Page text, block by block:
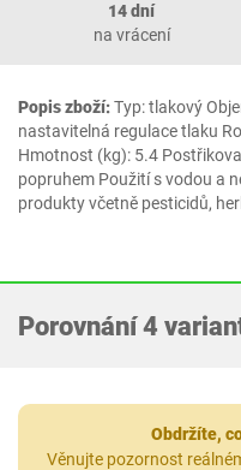
14 dní
na vrácení
Popis zboží:Typ: tlakový
nastavitelná regulace tlaku
Hmotnost (kg): 5.4
popruhem Použití s vodou a
produkty včetně pesticidů,
Porovnání 4
Obdržíte,
Věnujte pozornost